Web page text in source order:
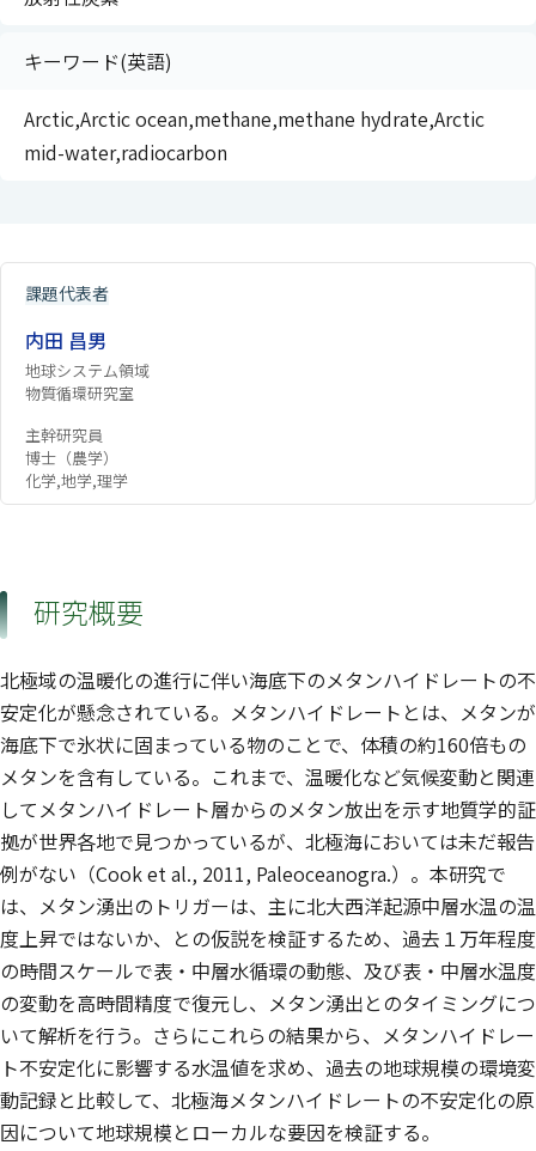
キーワード(英語)
Arctic,Arctic ocean,methane,methane hydrate,Arctic
mid-water,radiocarbon
課題代表者
内田 昌男
地球システム領域
物質循環研究室
主幹研究員
博士（農学）
化学,地学,理学
研究概要
北極域の温暖化の進行に伴い海底下のメタンハイドレートの不
安定化が懸念されている。メタンハイドレートとは、メタンが
海底下で氷状に固まっている物のことで、体積の約160倍もの
メタンを含有している。これまで、温暖化など気候変動と関連
してメタンハイドレート層からのメタン放出を示す地質学的証
拠が世界各地で見つかっているが、北極海においては未だ報告
例がない（Cook et al., 2011, Paleoceanogra.）。本研究で
は、メタン湧出のトリガーは、主に北大西洋起源中層水温の温
度上昇ではないか、との仮説を検証するため、過去１万年程度
の時間スケールで表・中層水循環の動態、及び表・中層水温度
の変動を高時間精度で復元し、メタン湧出とのタイミングにつ
いて解析を行う。さらにこれらの結果から、メタンハイドレー
ト不安定化に影響する水温値を求め、過去の地球規模の環境変
動記録と比較して、北極海メタンハイドレートの不安定化の原
因について地球規模とローカルな要因を検証する。